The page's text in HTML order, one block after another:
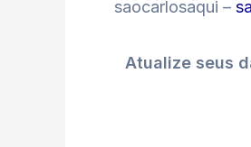
saocarlosaqui –
Atualize seus